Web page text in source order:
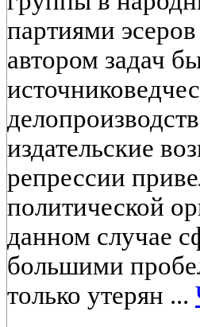
партиями
автором задач
издательские
репрессии
политической
данном случае
большими
только утерян ...